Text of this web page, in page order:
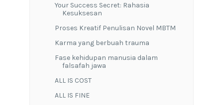
Your Success Secret: Rahasia
Kesuksesan
Proses Kreatif Penulisan Novel MBTM
Karma yang berbuah trauma
Fase kehidupan manusia dalam
falsafah jawa
ALL IS COST
ALL IS FINE